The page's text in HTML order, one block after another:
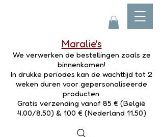
Maralie's
We verwerken de bestellingen zoals ze
binnenkomen!
In drukke periodes kan de wachttijd tot 2
weken duren voor gepersonaliseerde
producten.
Gratis verzending vanaf 85 € (België
4,00/8,50) & 100 € (Nederland 11,50)